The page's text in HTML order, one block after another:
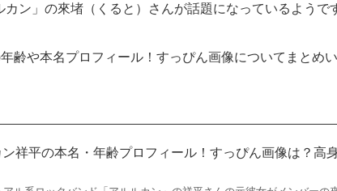
ン」の來堵（くると）さんが話題になっているようで
齢や本名プロフィール！すっぴん画像についてまとめ
祥平の本名・年齢プロフィール！すっぴん画像は？高